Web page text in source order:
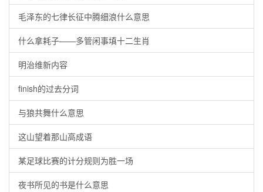
毛泽东的七律长征中腾细浪什么意思
什么拿耗子——多管闲事填十二生肖
明治维新内容
finish的过去分词
与狼共舞什么意思
这山望着那山高成语
某足球比赛的计分规则为胜一场
夜书所见的书是什么意思